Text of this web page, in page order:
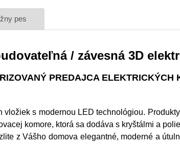
pes
/ závesná 3D
PREDAJCA ELEKTRICKÝCH
s modernou LED technológiou.
komore, ktorá sa dodáva s kryštálmi a
z Vášho domova elegantné, moderné a